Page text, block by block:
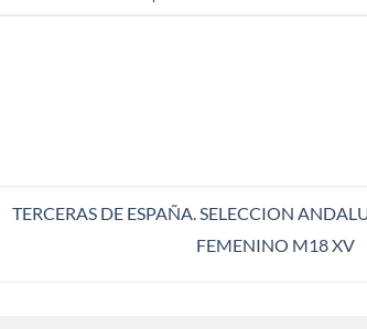
TERCERAS DE ESPAÑA. SELECCION
FEMENINO M18 XV